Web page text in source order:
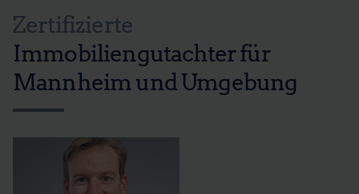
Zertifizierte
Immobiliengutachter für
Mannheim und Umgebung